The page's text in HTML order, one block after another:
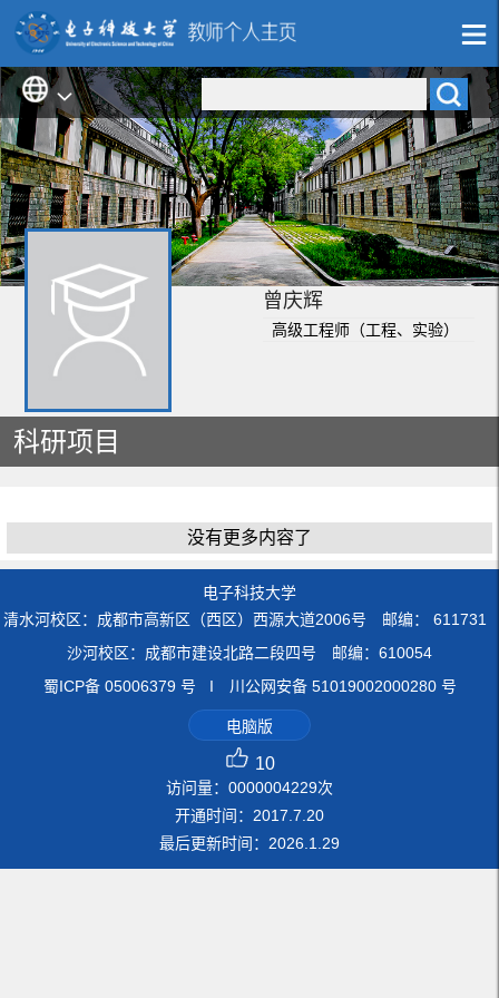
曾庆辉
高级工程师（工程、实验）
科研项目
没有更多内容了
电子科技大学
清水河校区：成都市高新区（西区）西源大道2006号 邮编： 611731
沙河校区：成都市建设北路二段四号 邮编：610054
蜀ICP备 05006379 号 I 川公网安备 51019002000280 号
电脑版
10
访问量： 0000004229次
开通时间： 2017 7 20
最后更新时间： 2026 1 29